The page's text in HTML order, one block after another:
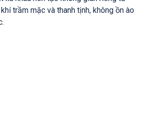
trầm mặc và thanh tịnh, không ồn ào